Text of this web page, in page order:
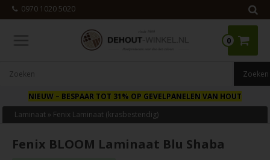
0970 1020 5020
0
NIEUW – BESPAAR TOT 31% OP GEVELPANELEN VAN HOUT
Laminaat » Fenix Laminaat (krasbestendig)
Fenix BLOOM Laminaat Blu Shaba